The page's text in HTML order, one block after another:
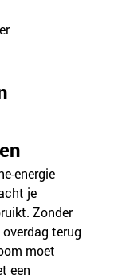
energie
je
Zonder
terug
moet
een